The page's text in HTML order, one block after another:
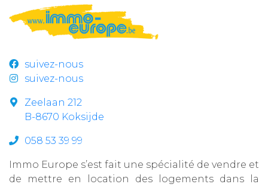
suivez-nous
suivez-nous
Zeelaan 212
B-8670 Koksijde
058 53 39 99
Immo Europe s’est fait une spécialité de vendre et
de mettre en location des logements dans la